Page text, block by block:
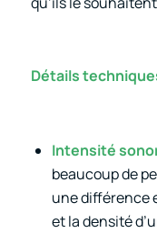
Détails
Intensité
beaucoup de
une différence
et la densité